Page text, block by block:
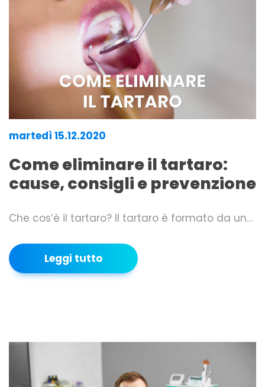
martedì 15.12.2020
Come eliminare il tartaro:
cause, consigli e prevenzione
Che cos’è il tartaro? Il tartaro è formato da un…
Leggi tutto